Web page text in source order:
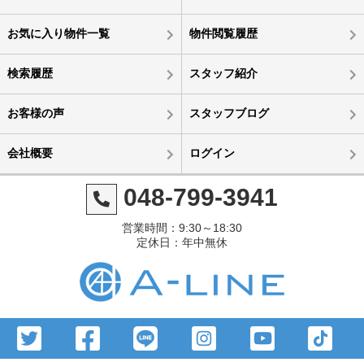
お気に入り物件一覧 物件閲覧履歴
検索履歴 スタッフ紹介
お客様の声 スタッフブログ
会社概要 ログイン
048-799-3941
営業時間：9:30～18:30
定休日：年中無休